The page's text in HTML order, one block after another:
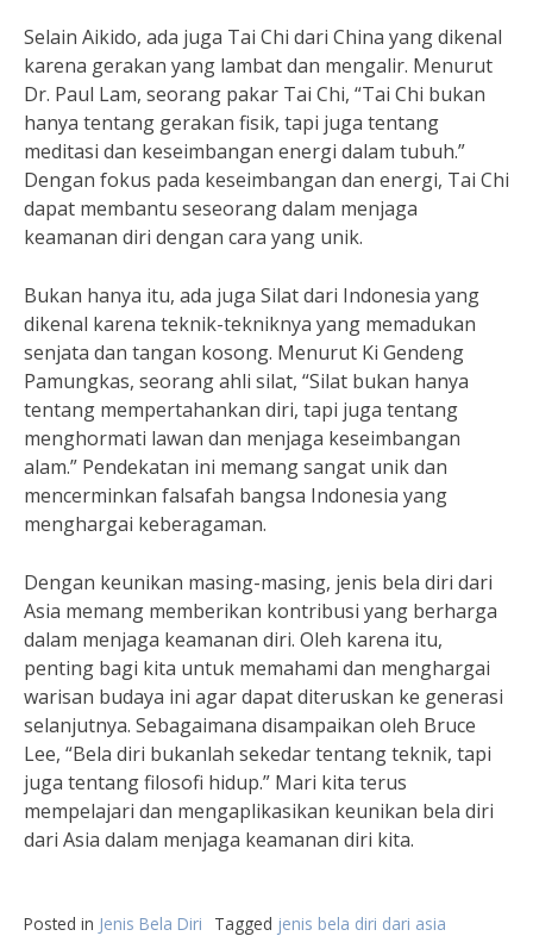
Selain Aikido, ada juga Tai Chi dari China yang dikenal
karena gerakan yang lambat dan mengalir. Menurut
Dr. Paul Lam, seorang pakar Tai Chi, “Tai Chi bukan
hanya tentang gerakan fisik, tapi juga tentang
meditasi dan keseimbangan energi dalam tubuh.”
Dengan fokus pada keseimbangan dan energi, Tai Chi
dapat membantu seseorang dalam menjaga
keamanan diri dengan cara yang unik.
Bukan hanya itu, ada juga Silat dari Indonesia yang
dikenal karena teknik-tekniknya yang memadukan
senjata dan tangan kosong. Menurut Ki Gendeng
Pamungkas, seorang ahli silat, “Silat bukan hanya
tentang mempertahankan diri, tapi juga tentang
menghormati lawan dan menjaga keseimbangan
alam.” Pendekatan ini memang sangat unik dan
mencerminkan falsafah bangsa Indonesia yang
menghargai keberagaman.
Dengan keunikan masing-masing, jenis bela diri dari
Asia memang memberikan kontribusi yang berharga
dalam menjaga keamanan diri. Oleh karena itu,
penting bagi kita untuk memahami dan menghargai
warisan budaya ini agar dapat diteruskan ke generasi
selanjutnya. Sebagaimana disampaikan oleh Bruce
Lee, “Bela diri bukanlah sekedar tentang teknik, tapi
juga tentang filosofi hidup.” Mari kita terus
mempelajari dan mengaplikasikan keunikan bela diri
dari Asia dalam menjaga keamanan diri kita.
Posted in Jenis Bela Diri Tagged jenis bela diri dari asia